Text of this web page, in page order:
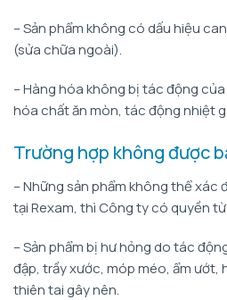
– Sản phẩm không có dấu hiệu
(sửa chữa ngoài).
– Hàng hóa không bị tác động
hóa chất ăn mòn, tác động nhiệt
Trường hợp không được
– Những sản phẩm không thể xác
tại Rexam, thì Công ty có quyền
– Sản phẩm bị hư hỏng do tác
đập, trầy xước, móp méo, ẩm ướt,
thiên tai gây nên.